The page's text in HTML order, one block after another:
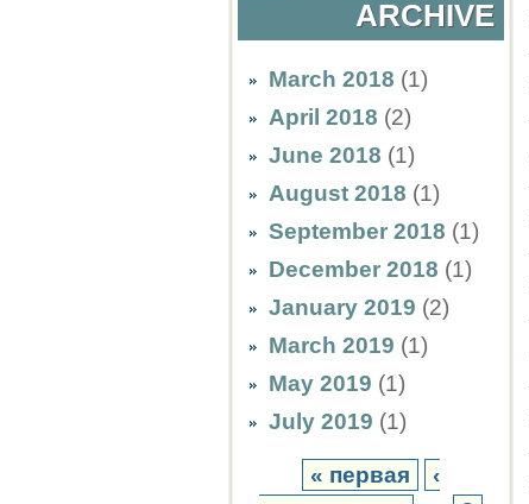
ARCHIVE
March 2018 (1)
April 2018 (2)
June 2018 (1)
August 2018 (1)
September 2018 (1)
December 2018 (1)
January 2019 (2)
March 2019 (1)
May 2019 (1)
July 2019 (1)
« первая
‹